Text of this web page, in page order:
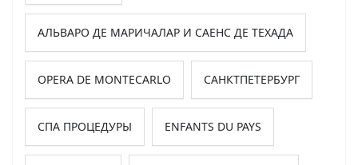
АЛЬВАРО ДЕ МАРИЧАЛАР И САЕНС ДЕ ТЕХАДА
OPERA DE MONTECARLO САНКТПЕТЕРБУРГ
СПА ПРОЦЕДУРЫ ENFANTS DU PAYS